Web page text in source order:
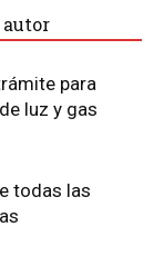
autor
para
luz y gas
todas las